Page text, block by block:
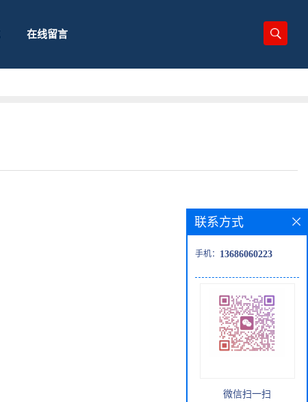
在线留言
联系方式
手机： 13686060223
微信扫一扫